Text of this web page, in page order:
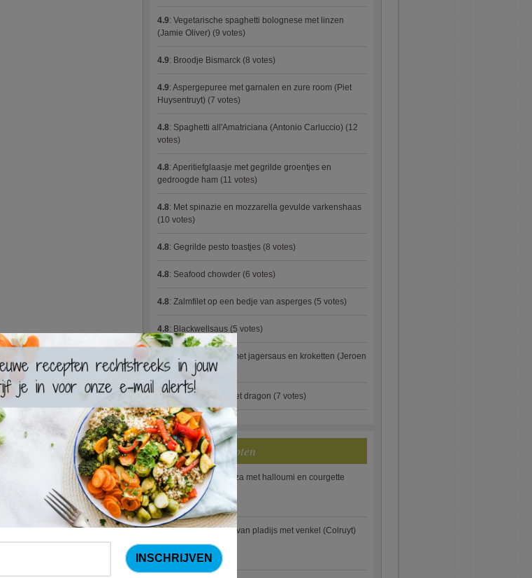
4.9: Vegetarische spaghetti bolognese met linzen
(Jamie Oliver) (9 votes)
4.9: Broodje Bismarck (8 votes)
4.9: Aspergepuree met garnalen en zure room (Piet
Huysentruyt) (7 votes)
4.8: Spaghetti all'Amatriciana (Antonio Carluccio) (12
votes)
4.8: Aperitiefglaasje met gegrilde groentjes en
gedroogde ham (11 votes)
4.8: Met spinazie en mozzarella gevulde varkenshaas
(10 votes)
4.8: Gegrilde pesto toastjes (8 votes)
4.8: Seafood chowder (6 votes)
4.8: Zalmfilet op een bedje van asperges (5 votes)
4.8: Blackwellsaus (5 votes)
4.7
Varkenshaasje met jagersaus en kroketten (Jeroen
Meus)(15 votes)
4.7:Gestoofde kip met dragon (7 votes)
Nieuwste Recepten
Turkse pizza met halloumi en courgette
Waterzooi van pladijs met venkel (Colruyt)
×